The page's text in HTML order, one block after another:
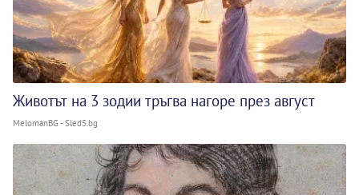
Животът на 3 зодии тръгва нагоре през август
MelomanBG - Sled5.bg